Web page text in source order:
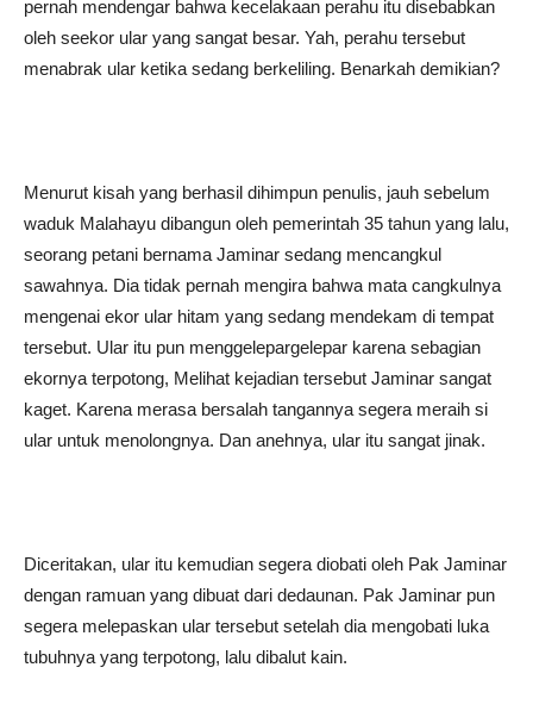
pernah mendengar bahwa kecelakaan perahu itu disebabkan
oleh seekor ular yang sangat besar. Yah, perahu tersebut
menabrak ular ketika sedang berkeliling. Benarkah demikian?
Menurut kisah yang berhasil dihimpun penulis, jauh sebelum
waduk Malahayu dibangun oleh pemerintah 35 tahun yang lalu,
seorang petani bernama Jaminar sedang mencangkul
sawahnya. Dia tidak pernah mengira bahwa mata cangkulnya
mengenai ekor ular hitam yang sedang mendekam di tempat
tersebut. Ular itu pun menggelepargelepar karena sebagian
ekornya terpotong, Melihat kejadian tersebut Jaminar sangat
kaget. Karena merasa bersalah tangannya segera meraih si
ular untuk menolongnya. Dan anehnya, ular itu sangat jinak.
Diceritakan, ular itu kemudian segera diobati oleh Pak Jaminar
dengan ramuan yang dibuat dari dedaunan. Pak Jaminar pun
segera melepaskan ular tersebut setelah dia mengobati luka
tubuhnya yang terpotong, lalu dibalut kain.